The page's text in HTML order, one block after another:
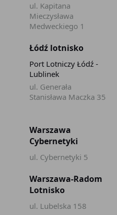
ul. Kapitana
Mieczysława
Medweckiego 1
Łódź lotnisko
Port Lotniczy Łódź -
Lublinek
ul. Generała
Stanisława Maczka 35
Warszawa
Cybernetyki
ul. Cybernetyki 5
Warszawa-Radom
Lotnisko
ul. Lubelska 158